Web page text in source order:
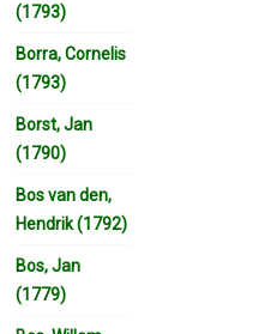
(1793)
Borra, Cornelis
(1793)
Borst, Jan
(1790)
Bos van den,
Hendrik (1792)
Bos, Jan
(1779)